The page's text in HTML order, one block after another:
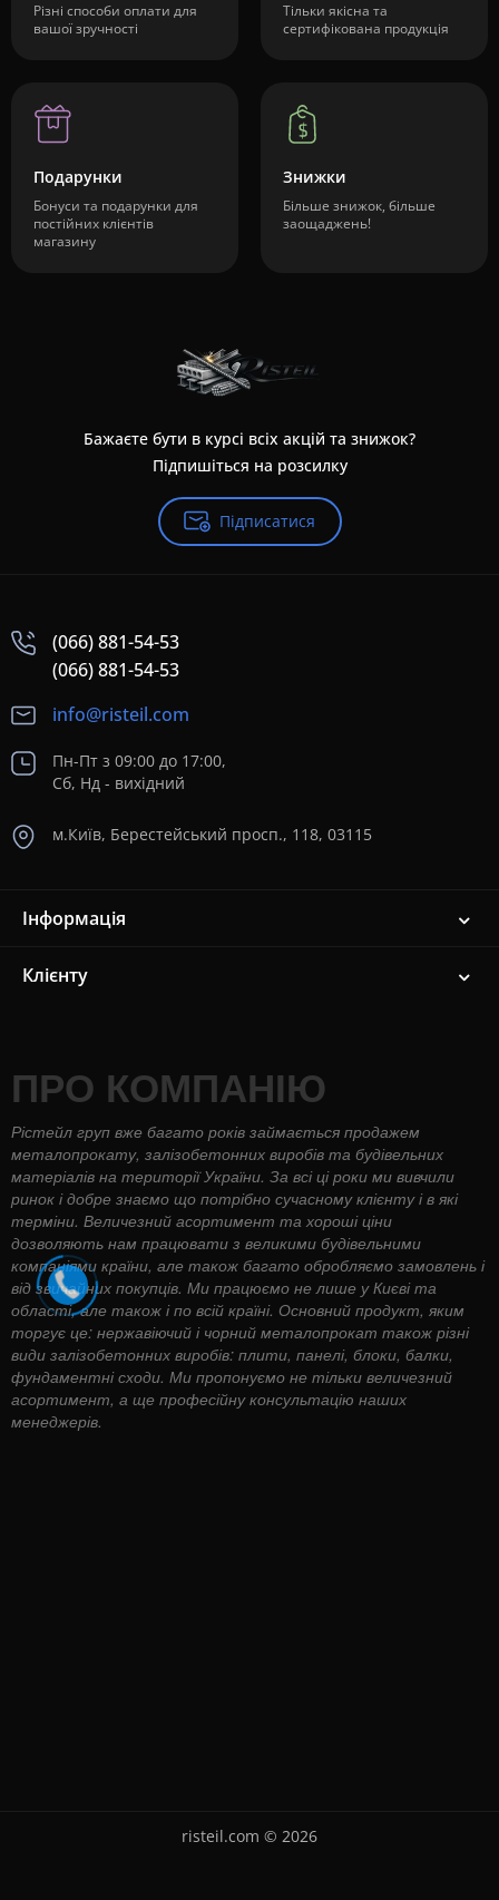
Різні способи оплати для
вашої зручності
Тільки якісна та
сертифікована продукція
Подарунки
Бонуси та подарунки для
постійних клієнтів
магазину
Знижки
Більше знижок, більше
заощаджень!
Бажаєте бути в курсі всіх акцій та знижок?
Підпишіться на розсилку
Підписатися
(066) 881-54-53
(066) 881-54-53
info@risteil.com
Пн-Пт з 09:00 до 17:00,
Сб, Нд - вихідний
м.Київ, Берестейський просп., 118, 03115
Інформація
Клієнту
ПРО КОМПАНІЮ
Рістейл груп вже багато років займається продажем
металопрокату, залізобетонних виробів та будівельних
матеріалів на території України. За всі ці роки ми вивчили
ринок і добре знаємо що потрібно сучасному клієнту і в які
терміни. Величезний асортимент та хороші ціни
дозволяють нам працювати з великими будівельними
компаніями країни, але також багато обробляємо замовлень і
від звичайних покупців. Ми працюємо не лише у Києві та
області, але також і по всій країні. Основний продукт, яким
торгує це: нержавіючий і чорний металопрокат також різні
види залізобетонних виробів: плити, панелі, блоки, балки,
фундаментні сходи. Ми пропонуємо не тільки величезний
асортимент, а ще професійну консультацію наших
менеджерів.
risteil.com © 2026